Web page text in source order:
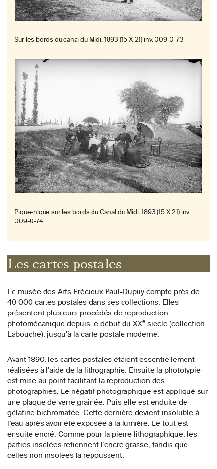
Sur les bords du canal du Midi, 1893 (15 X 21) inv. 009-0-73
Pique-nique sur les bords du Canal du Midi, 1893 (15 X 21) inv.
009-0-74
Les cartes postales
Le musée des Arts Précieux Paul-Dupuy compte près de
40 000 cartes postales dans ses collections. Elles
présentent plusieurs procédés de reproduction
photomécanique depuis le début du XXe siècle (collection
Labouche), jusqu’à la carte postale moderne.
Avant 1890, les cartes postales étaient essentiellement
réalisées à l’aide de la lithographie. Ensuite la phototypie
est mise au point facilitant la reproduction des
photographies. Le négatif photographique est appliqué sur
une plaque de verre grainée. Puis elle est enduite de
gélatine bichromatée. Cette dernière devient insoluble à
l’eau après avoir été exposée à la lumière. Le tout est
ensuite encré. Comme pour la pierre lithographique, les
parties insolées retiennent l’encre grasse, tandis que
celles non insolées la repoussent.